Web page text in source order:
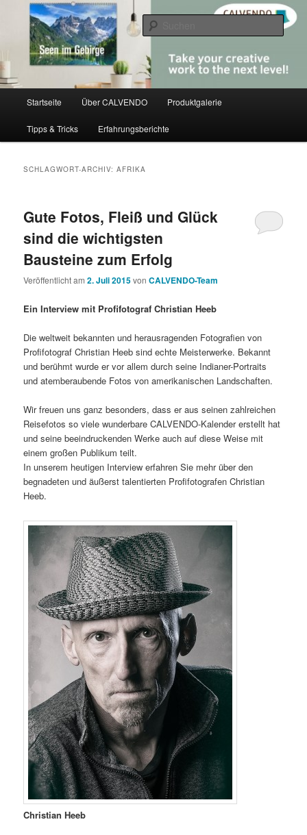
primären
springen
sekundären
springenCALVENDO
share creativity
Startseite Über CALVENDO Produktgalerie
Tipps & Tricks Erfahrungsberichte
SCHLAGWORT-ARCHIV:AFRIKA
Gute Fotos, Fleiß und Glück
sind die wichtigsten
Bausteine zum Erfolg
Veröffentlicht am2. Juli 2015vonCALVENDO-Team
Ein Interview mit Profifotograf Christian Heeb
Die weltweit bekannten und herausragenden Fotografien von
Profifotograf Christian Heeb sind echte Meisterwerke. Bekannt
und berühmt wurde er vor allem durch seine Indianer-Portraits
und atemberaubende Fotos von amerikanischen Landschaften.
Wir freuen uns ganz besonders, dass er aus seinen zahlreichen
Reisefotos so viele wunderbare CALVENDO-Kalender erstellt hat
und seine beeindruckenden Werke auch auf diese Weise mit
einem großen Publikum teilt.
In unserem heutigen Interview erfahren Sie mehr über den
begnadeten und äußerst talentierten Profifotografen Christian
Heeb.
Christian Heeb